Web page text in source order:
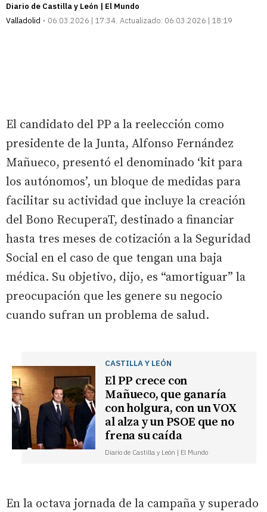
Diario de Castilla y León | El Mundo
Valladolid
06.03.2026 | 17:34 Actualizado: 06.03.2026 | 18:19
El candidato del PP a la reelección como
presidente de la Junta, Alfonso Fernández
Mañueco, presentó el denominado ‘kit para
los autónomos’, un bloque de medidas para
facilitar su actividad que incluye la creación
del Bono RecuperaT, destinado a financiar
hasta tres meses de cotización a la Seguridad
Social en el caso de que tengan una baja
médica. Su objetivo, dijo, es “amortiguar” la
preocupación que les genere su negocio
cuando sufran un problema de salud.
CASTILLA Y LEÓN
El PP crece con
Mañueco, que ganaría
con holgura, con un VOX
al alza y un PSOE que no
frena su caída
Diario de Castilla y León | El Mundo
En la octava jornada de la campaña y superado